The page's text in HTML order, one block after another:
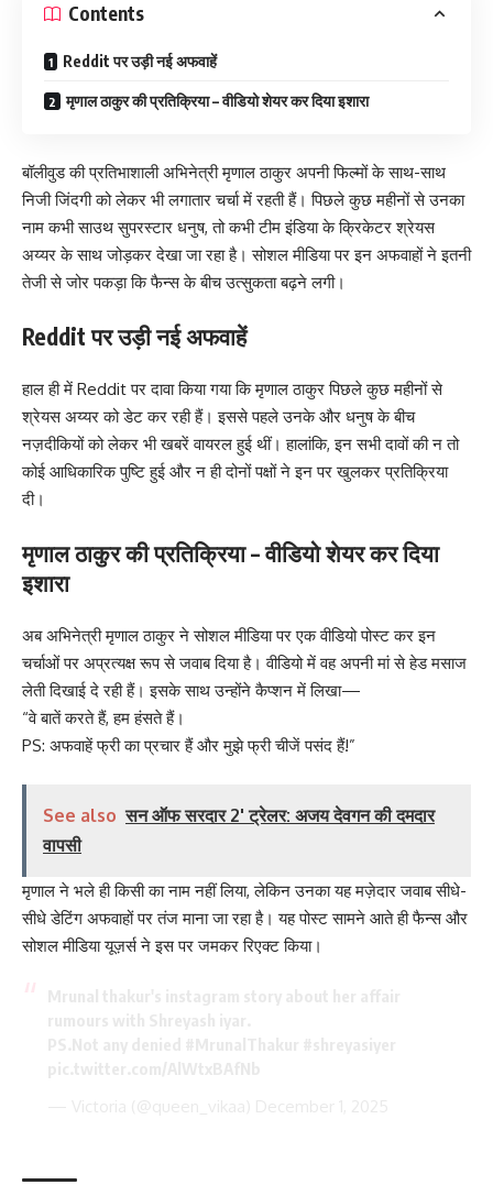
Contents
Reddit पर उड़ी नई अफवाहें
मृणाल ठाकुर की प्रतिक्रिया – वीडियो शेयर कर दिया इशारा
बॉलीवुड की प्रतिभाशाली अभिनेत्री मृणाल ठाकुर अपनी फिल्मों के साथ-साथ
निजी जिंदगी को लेकर भी लगातार चर्चा में रहती हैं। पिछले कुछ महीनों से उनका
नाम कभी साउथ सुपरस्टार धनुष, तो कभी टीम इंडिया के क्रिकेटर श्रेयस
अय्यर के साथ जोड़कर देखा जा रहा है। सोशल मीडिया पर इन अफवाहों ने इतनी
तेजी से जोर पकड़ा कि फैन्स के बीच उत्सुकता बढ़ने लगी।
Reddit पर उड़ी नई अफवाहें
हाल ही में Reddit पर दावा किया गया कि मृणाल ठाकुर पिछले कुछ महीनों से
श्रेयस अय्यर को डेट कर रही हैं। इससे पहले उनके और धनुष के बीच
नज़दीकियों को लेकर भी खबरें वायरल हुई थीं। हालांकि, इन सभी दावों की न तो
कोई आधिकारिक पुष्टि हुई और न ही दोनों पक्षों ने इन पर खुलकर प्रतिक्रिया
दी।
मृणाल ठाकुर की प्रतिक्रिया – वीडियो शेयर कर दिया
इशारा
अब अभिनेत्री मृणाल ठाकुर ने सोशल मीडिया पर एक वीडियो पोस्ट कर इन
चर्चाओं पर अप्रत्यक्ष रूप से जवाब दिया है। वीडियो में वह अपनी मां से हेड मसाज
लेती दिखाई दे रही हैं। इसके साथ उन्होंने कैप्शन में लिखा—
“वे बातें करते हैं, हम हंसते हैं।
PS: अफवाहें फ्री का प्रचार हैं और मुझे फ्री चीजें पसंद हैं!”
See also सन ऑफ सरदार 2' ट्रेलर: अजय देवगन की दमदार
वापसी
मृणाल ने भले ही किसी का नाम नहीं लिया, लेकिन उनका यह मज़ेदार जवाब सीधे-
सीधे डेटिंग अफवाहों पर तंज माना जा रहा है। यह पोस्ट सामने आते ही फैन्स और
सोशल मीडिया यूज़र्स ने इस पर जमकर रिएक्ट किया।